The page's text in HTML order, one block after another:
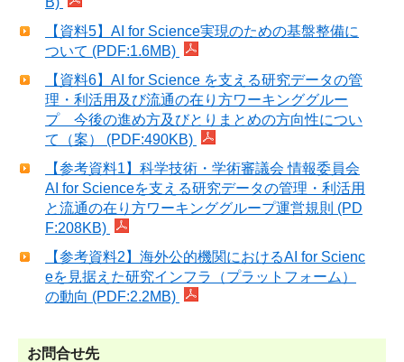
【資料5】AI for Science実現のための基盤整備に
ついて (PDF:1.6MB)
【資料6】AI for Science を支える研究データの管
理・利活用及び流通の在り方ワーキンググルー
プ 今後の進め方及びとりまとめの方向性につい
て（案） (PDF:490KB)
【参考資料1】科学技術・学術審議会 情報委員会
AI for Scienceを支える研究データの管理・利活用
と流通の在り方ワーキンググループ運営規則 (PD
F:208KB)
【参考資料2】海外公的機関におけるAI for Scienc
eを見据えた研究インフラ（プラットフォーム）
の動向 (PDF:2.2MB)
お問合せ先